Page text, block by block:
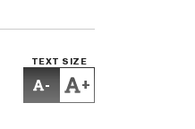
TEXT SIZE
- +